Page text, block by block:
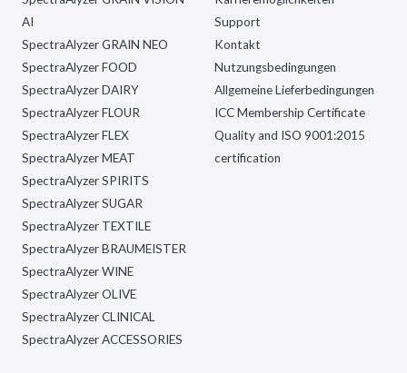
AI
SpectraAlyzer GRAIN NEO
SpectraAlyzer FOOD
SpectraAlyzer DAIRY
SpectraAlyzer FLOUR
SpectraAlyzer FLEX
SpectraAlyzer MEAT
SpectraAlyzer SPIRITS
SpectraAlyzer SUGAR
SpectraAlyzer TEXTILE
SpectraAlyzer BRAUMEISTER
SpectraAlyzer WINE
SpectraAlyzer OLIVE
SpectraAlyzer CLINICAL
SpectraAlyzer ACCESSORIES
Support
Kontakt
Nutzungsbedingungen
Allgemeine Lieferbedingungen
ICC Membership Certificate
Quality and ISO 9001:2015
certification